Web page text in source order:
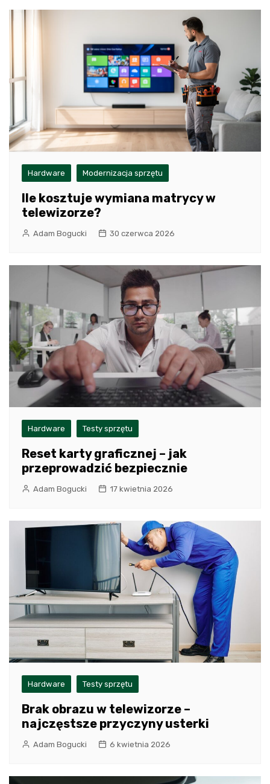
Hardware Modernizacja sprzętu
Ile kosztuje wymiana matrycy w
telewizorze?
Adam Bogucki 30 czerwca 2026
Hardware Testy sprzętu
Reset karty graficznej – jak
przeprowadzić bezpiecznie
Adam Bogucki 17 kwietnia 2026
Hardware Testy sprzętu
Brak obrazu w telewizorze –
najczęstsze przyczyny usterki
Adam Bogucki 6 kwietnia 2026